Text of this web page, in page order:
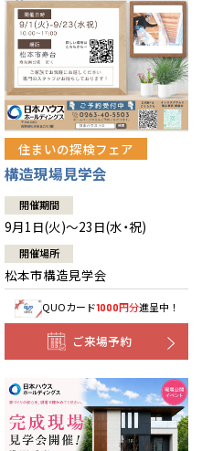
住まいの探検フェア
構造現場見学会
開催期間
9月1日(火)～23日(水・祝)
開催場所
松本市構造見学会
QUOカード1000円分進呈中！
ご来場予約